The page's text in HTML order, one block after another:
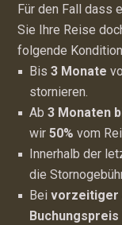
Für den Fall dass
Sie Ihre Reise
folgende
Bis3 Monate
stornieren.
Ab3 Monaten
wir50%vom
Innerhalb der
die
Bei
Buchungspreis